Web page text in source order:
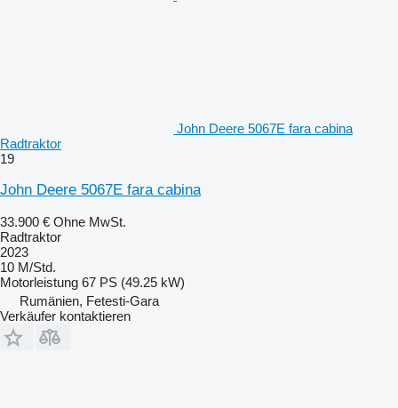
John Deere 5067E fara cabina
Radtraktor
19
John Deere 5067E fara cabina
33.900 € Ohne MwSt.
Radtraktor
2023
10 M/Std.
Motorleistung 67 PS (49.25 kW)
Rumänien, Fetesti-Gara
Verkäufer kontaktieren